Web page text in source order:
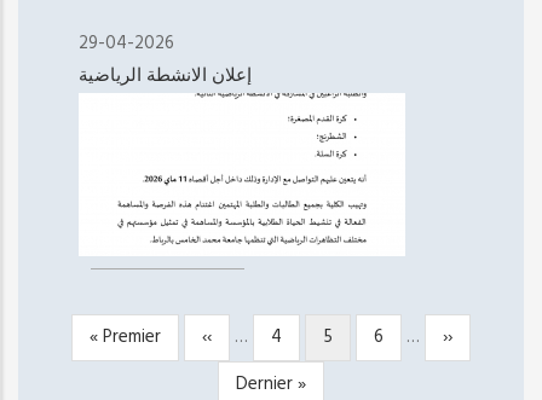
29-04-2026
إعلان الانشطة الرياضية
PAGINATION
Première
page
« Premier
Page
précédente
‹‹ … Page
4
Page
courante
5 Page
6 …
Page
suivante
››
Dernière
Dernier »